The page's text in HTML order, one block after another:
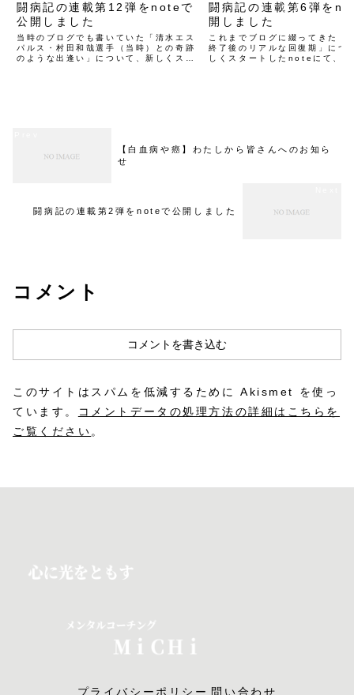
闘病記の連載第12弾をnoteで
公開しました
当時のブログでも書いていた「清水エス
パルス・村田和哉選手（当時）との奇跡
のような出逢い」について、新しくスタ
闘病記の連載第6弾を
開しました
これまでブログに綴ってきた「
終了後のリアルな回復期」につ
しくスタートしたnoteにて、よ
ルできます
【白血病や癌】わたしから皆さんへのお知ら
せ
闘病記の連載第2弾をnoteで公開しました
コメント
コメントを書き込む
このサイトはスパムを低減するために Akismet を使っ
ています。
コメントデータの処理方法の詳細はこちらを
ご覧ください。
プライバシーポリシー 問い合わせ